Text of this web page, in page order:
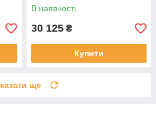
В наявності
30 125 ₴
Купити
ще